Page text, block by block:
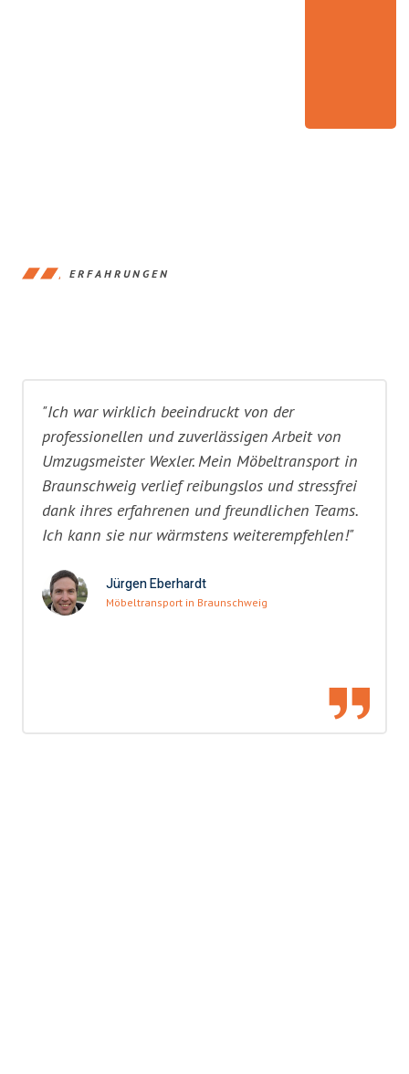
ERFAHRUNGEN
"Ich war wirklich beeindruckt von der
professionellen und zuverlässigen Arbeit von
Umzugsmeister Wexler. Mein Möbeltransport in
Braunschweig verlief reibungslos und stressfrei
dank ihres erfahrenen und freundlichen Teams.
Ich kann sie nur wärmstens weiterempfehlen!"
Jürgen Eberhardt
Möbeltransport in Braunschweig